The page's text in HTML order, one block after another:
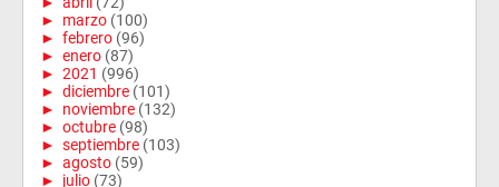
► marzo (100)
► febrero (96)
► enero (87)
► 2021 (996)
► diciembre (101)
► noviembre (132)
► octubre (98)
► septiembre (103)
► agosto (59)
► julio (73)